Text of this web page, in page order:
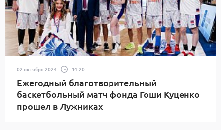
02 октября 2024 14:20
Ежегодный благотворительный
баскетбольный матч фонда Гоши Куценко
прошел в Лужниках